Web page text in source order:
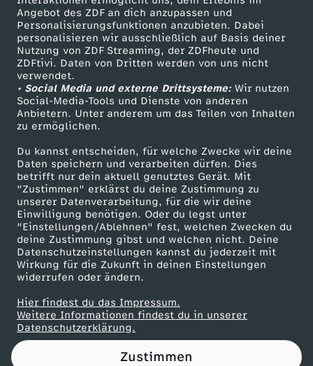
Angebot des ZDF an dich anzupassen und
Personalisierungsfunktionen anzubieten. Dabei
personalisieren wir ausschließlich auf Basis deiner
Nutzung von ZDF Streaming, der ZDFheute und
ZDFtivi. Daten von Dritten werden von uns nicht
verwendet.
• Social Media und externe Drittsysteme:Wir nutzen
Social-Media-Tools und Dienste von anderen
Anbietern. Unter anderem um das Teilen von Inhalten
zu ermöglichen.
Du kannst entscheiden, für welche Zwecke wir deine
Daten speichern und verarbeiten dürfen. Dies
betrifft nur dein aktuell genutztes Gerät. Mit
"Zustimmen" erklärst du deine Zustimmung zu
unserer Datenverarbeitung, für die wir deine
Einwilligung benötigen. Oder du legst unter
"Einstellungen/Ablehnen" fest, welchen Zwecken du
deine Zustimmung gibst und welchen nicht. Deine
Datenschutzeinstellungen kannst du jederzeit mit
Wirkung für die Zukunft in deinen Einstellungen
widerrufen oder ändern.
Hier findest du das Impressum.
Weitere Informationen findest du in unserer
Datenschutzerklärung.
Zustimmen
r
z
u
m
G
A
Z
H
y
b
TV-Programm
ZDF Unternehmen
Karriere
ZDF goes Schule
Werbefernsehen
Mainzelmännchen
Partner